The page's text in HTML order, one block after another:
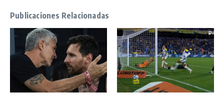
Publicaciones Relacionadas